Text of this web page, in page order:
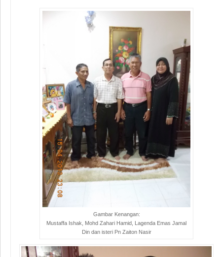
Gambar Kenangan:
Mustaffa Ishak, Mohd Zahari Hamid, Lagenda Emas Jamal
Din dan isteri Pn Zaiton Nasir